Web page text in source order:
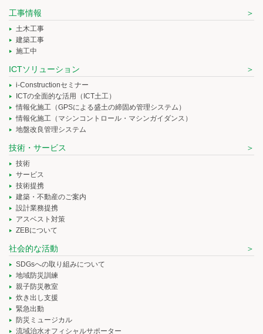
工事情報
土木工事
建築工事
施工中
ICTソリューション
i-Constructionセミナー
ICTの全面的な活用（ICT土工）
情報化施工（GPSによる盛土の締固め管理システム）
情報化施工（マシンコントロール・マシンガイダンス）
地盤改良管理システム
技術・サービス
技術
サービス
技術提携
建築・不動産のご案内
設計業務提携
アスベスト対策
ZEBについて
社会的な活動
SDGsへの取り組みについて
地域防災訓練
親子防災教室
炊き出し支援
緊急出動
防災ミュージカル
流域治水オフィシャルサポーター